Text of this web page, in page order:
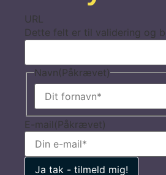
URL
Dette felt er til validering og
Navn(Påkrævet)
E-mail (Påkrævet)